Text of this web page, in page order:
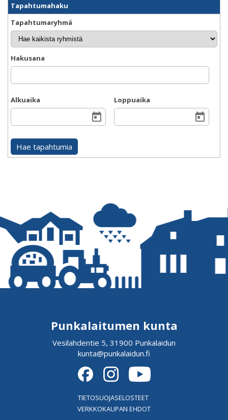
Tapahtumahaku
Tapahtumaryhmä
Hakusana
Alkuaika Loppuaika
Punkalaitumen kunta
Vesilahdentie 5, 31900 Punkalaidun
kunta@punkalaidun.fi
TIETOSUOJASELOSTEET
VERKKOKAUPAN EHDOT